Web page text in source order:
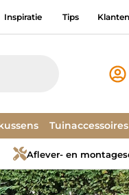
Inspiratie Tips
Tuinaccessoires
Aflever- en